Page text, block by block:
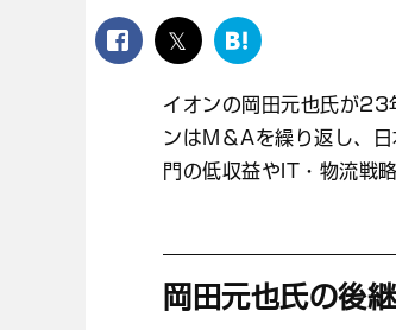
facebook
twitter
は
な
ブ
ッ
ク
イオンの岡田元也氏が23
ンはM＆Aを繰り返し、
門の低収益やIT・物流戦
岡田元也氏の後